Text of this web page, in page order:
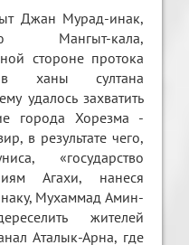
Джан Мурад-инак,
Мангыт-кала,
стороне протока
ханы султана
удалось захватить
города Хорезма -
в результате чего,
«государство
Агахи, нанеся
Мухаммад Амин-
жителей
Аталык-Арна, где